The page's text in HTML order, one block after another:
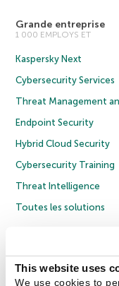
This website uses
We use cookies to
Grande entreprise
1 000 EMPLOYS ET
Kaspersky Next
Cybersecurity Services
Threat Management
Endpoint Security
Hybrid Cloud Security
Cybersecurity Training
Threat Intelligence
Toutes les solutions
Politique anticorruption
Contrat de licence